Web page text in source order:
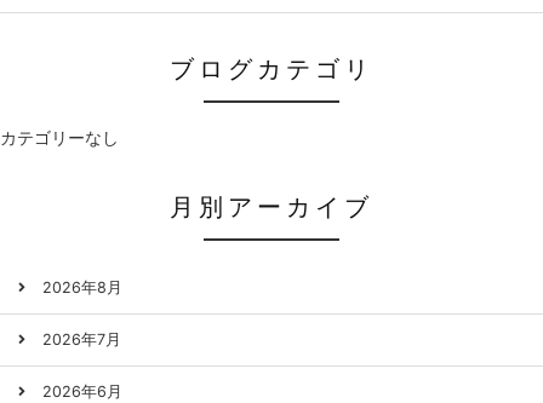
ブログカテゴリ
カテゴリーなし
月別アーカイブ
2026年8月
2026年7月
2026年6月